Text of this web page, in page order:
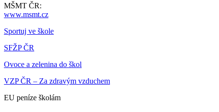
MŠMT ČR:
www.msmt.cz
Sportuj ve škole
SFŽP ČR
Ovoce a zelenina do škol
VZP ČR – Za zdravým vzduchem
EU peníze školám